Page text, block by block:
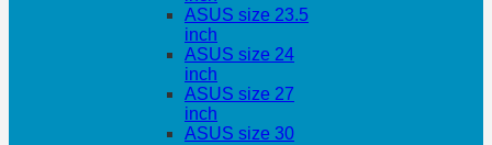
ASUS size 23.5
inch
ASUS size 24
inch
ASUS size 27
inch
ASUS size 30